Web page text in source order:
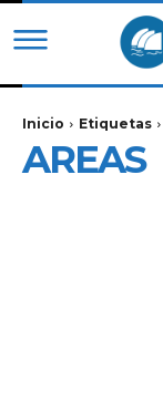
Inicio Etiquetas
AREAS